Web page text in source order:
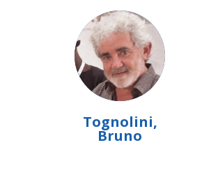
Tognolini,
Bruno